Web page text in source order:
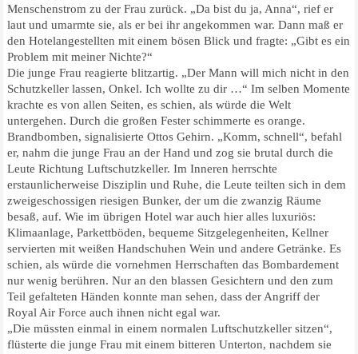
Menschenstrom zu der Frau zurück. „Da bist du ja, Anna“, rief er
laut und umarmte sie, als er bei ihr angekommen war. Dann maß er
den Hotelangestellten mit einem bösen Blick und fragte: „Gibt es ein
Problem mit meiner Nichte?“
Die junge Frau reagierte blitzartig. „Der Mann will mich nicht in den
Schutzkeller lassen, Onkel. Ich wollte zu dir …“ Im selben Momente
krachte es von allen Seiten, es schien, als würde die Welt
untergehen. Durch die großen Fester schimmerte es orange.
Brandbomben, signalisierte Ottos Gehirn. „Komm, schnell“, befahl
er, nahm die junge Frau an der Hand und zog sie brutal durch die
Leute Richtung Luftschutzkeller. Im Inneren herrschte
erstaunlicherweise Disziplin und Ruhe, die Leute teilten sich in dem
zweigeschossigen riesigen Bunker, der um die zwanzig Räume
besaß, auf. Wie im übrigen Hotel war auch hier alles luxuriös:
Klimaanlage, Parkettböden, bequeme Sitzgelegenheiten, Kellner
servierten mit weißen Handschuhen Wein und andere Getränke. Es
schien, als würde die vornehmen Herrschaften das Bombardement
nur wenig berühren. Nur an den blassen Gesichtern und den zum
Teil gefalteten Händen konnte man sehen, dass der Angriff der
Royal Air Force auch ihnen nicht egal war.
„Die müssten einmal in einem normalen Luftschutzkeller sitzen“,
flüsterte die junge Frau mit einem bitteren Unterton, nachdem sie